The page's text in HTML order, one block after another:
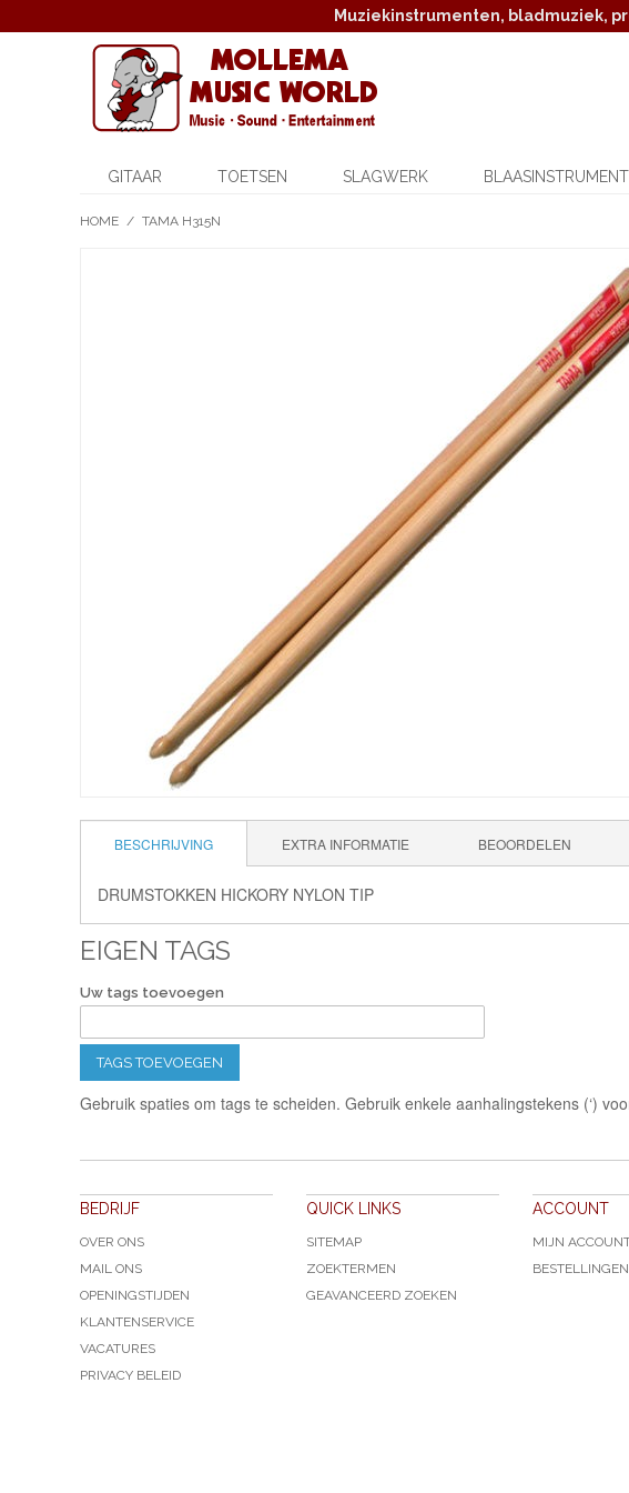
Muziekinstrumenten, bladmuziek,
GITAAR TOETSEN SLAGWERK
HOME / TAMA H315N
BESCHRIJVING EXTRA INFORMATIE BEOORDELEN
DRUMSTOKKEN HICKORY NYLON TIP
EIGEN TAGS
Uw tags toevoegen
TAGS TOEVOEGEN
Gebruik spaties om tags te scheiden. Gebruik enkele aanhalingstekens (‘)
BEDRIJF
OVER ONS
MAIL ONS
OPENINGSTIJDEN
KLANTENSERVICE
VACATURES
PRIVACY BELEID
QUICK LINKS
SITEMAP
ZOEKTERMEN
GEAVANCEERD ZOEKEN
ACCOUNT
MIJN